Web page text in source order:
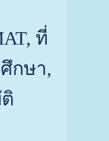
ที่
กษา,